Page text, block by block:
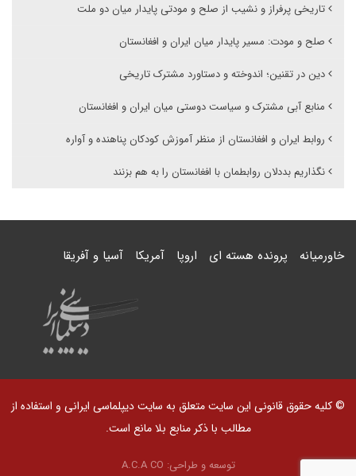
تاریخی پرفراز و نشیب از صلح و مودتی پایدار میان دو ملت‌
صلح و مودت: مسیر پایدار میان ایران و افغانستان
دین در تقنین؛ اندوخته و دستاورد مشترک تاریخی
منابع آبی مشترک و سیاست دوستی میان ایران و افغانستان
روابط ایران و افغانستان از منظر آموزش کودکان پناهنده و آواره
نگذاریم بددلان روابطمان با افغانستان را به هم بزنند
خاورمیانه پرونده هسته ای اروپا آمریکا آسیا و آفریقا
© کلیه حقوق قانونی این سایت متعلق به سایت دیپلماسی ایرانی و استفاده از
مطالب با ذکر منابع بلا مانع است.
توسعه و طراحی: A.C.A CO